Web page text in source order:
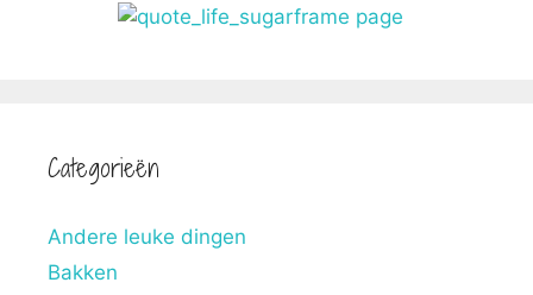
Categorieën
Andere leuke dingen
Bakken